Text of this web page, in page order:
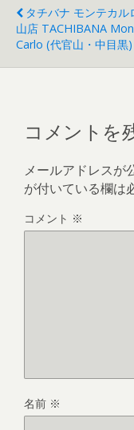
タチバナ モンテカル
山店 TACHIBANA
Carlo (代官山・中目黒)
コメントを
メールアドレスが
が付いている欄は
コメント ※
名前 ※